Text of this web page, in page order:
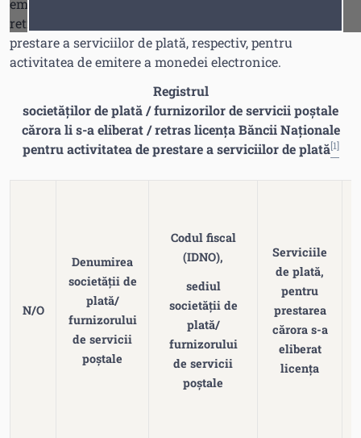
emitente de monedă electronică, cărora li s-a eliberat /
retras licența Băncii Naționale pentru activitatea de
prestare a serviciilor de plată, respectiv, pentru
activitatea de emitere a monedei electronice.
Registrul
societăților de plată / furnizorilor de servicii poștale
cărora li s-a eliberat / retras licența Băncii Naționale
pentru activitatea de prestare a serviciilor de plată[1]
N/O
Denumirea
societății de
plată/
furnizorului
de servicii
poștale
Codul fiscal
(IDNO),
sediul
societății de
plată/
furnizorului
de servicii
poștale
Serviciile
de plată,
pentru
prestarea
cărora s-a
eliberat
licența